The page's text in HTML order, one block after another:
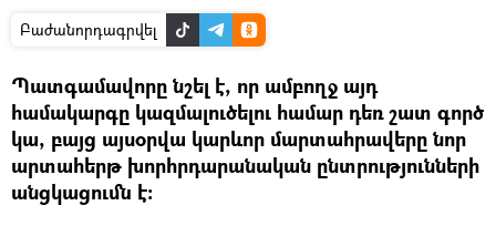
Բաժանորդագրվել
Պատգամավորը նշել է, որ ամբողջ այդ
համակարգը կազմալուծելու համար դեռ շատ գործ
կա, բայց այսօրվա կարևոր մարտահրավերը նոր
արտահերթ խորհրդարանական ընտրությունների
անցկացումն է։